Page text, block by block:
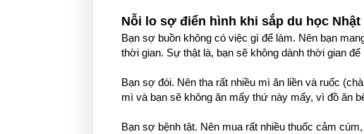
Nỗi lo sợ điển hình khi sắp du học Nhật
Bạn sợ buồn không có việc gì để làm. Nên bạn
thời gian. Sự thật là, bạn sẽ không dành thời gian
Bạn sợ đói. Nên tha rất nhiều mì ăn liền và ruốc
mì và bạn sẽ không ăn mấy thứ này mấy, vì đồ ăn
Bạn sợ bệnh tật. Nên mua rất nhiều thuốc cảm